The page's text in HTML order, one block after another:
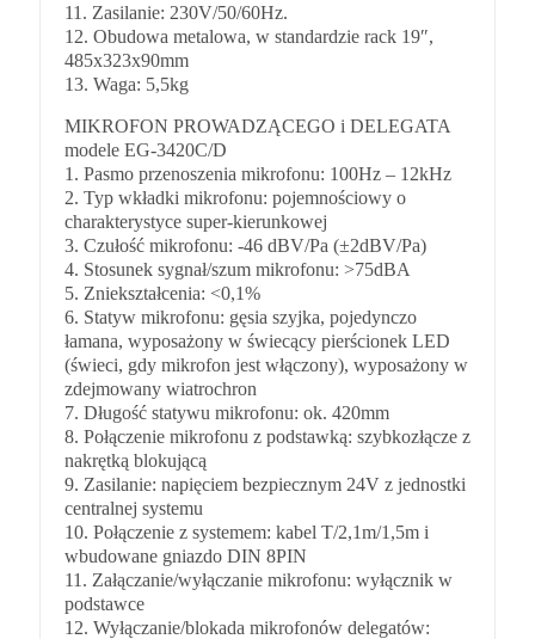
11. Zasilanie: 230V/50/60Hz.
12. Obudowa metalowa, w standardzie rack 19″,
485x323x90mm
13. Waga: 5,5kg
MIKROFON PROWADZĄCEGO i DELEGATA
modele EG-3420C/D
1. Pasmo przenoszenia mikrofonu: 100Hz – 12kHz
2. Typ wkładki mikrofonu: pojemnościowy o
charakterystyce super-kierunkowej
3. Czułość mikrofonu: -46 dBV/Pa (±2dBV/Pa)
4. Stosunek sygnał/szum mikrofonu: >75dBA
5. Zniekształcenia: <0,1%
6. Statyw mikrofonu: gęsia szyjka, pojedynczo
łamana, wyposażony w świecący pierścionek LED
(świeci, gdy mikrofon jest włączony), wyposażony w
zdejmowany wiatrochron
7. Długość statywu mikrofonu: ok. 420mm
8. Połączenie mikrofonu z podstawką: szybkozłącze z
nakrętką blokującą
9. Zasilanie: napięciem bezpiecznym 24V z jednostki
centralnej systemu
10. Połączenie z systemem: kabel T/2,1m/1,5m i
wbudowane gniazdo DIN 8PIN
11. Załączanie/wyłączanie mikrofonu: wyłącznik w
podstawce
12. Wyłączanie/blokada mikrofonów delegatów: